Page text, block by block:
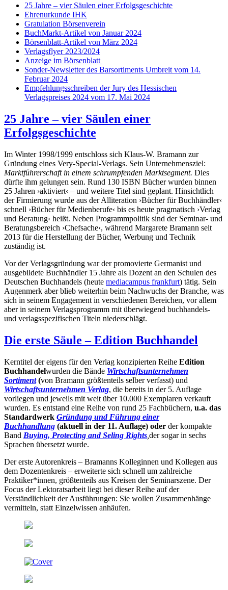
25 Jahre – vier Säulen einer Erfolgsgeschichte
Ehrenurkunde IHK
Gratulation Börsenverein
BuchMarkt-Artikel von Januar 2024
Börsenblatt-Artikel von März 2024
Verlagsflyer 2023/2024
Anzeige im Börsenblatt
Sonder-Newsletter des Barsortiments Umbreit vom 14.
Februar 2024
Empfehlungsschreiben der Jury des Hessischen
Verlagspreises 2024 vom 17. Mai 2024
25 Jahre – vier Säulen einer
Erfolgsgeschichte
Im Winter 1998/1999 entschloss sich Klaus-W. Bramann zur
Gründung eines Very-Special-Verlags. Sein Unternehmensziel:
Marktführerschaft in einem schrumpfenden Marktsegment. Dies
dürfte ihm gelungen sein. Rund 130 ISBN Bücher wurden binnen
25 Jahren ›aktiviert‹ – und weitere Titel sind geplant. Hinsichtlich
der Firmierung wurde aus der Alliteration ›Bücher für Buchhändler‹
schnell ›Bücher für Medienberufe‹ bis es heute pragmatisch ›Verlag
und Beratung‹ heißt. Neben Programmpolitik sind der Seminar- und
Beratungsbereich ›Chefsache‹, während Margarete Bramann seit
2013 für die Herstellung der Bücher, Werbung und Technik
zuständig ist.
Vor der Verlagsgründung war der promovierte Germanist und
ausgebildete Buchhändler 15 Jahre als Dozent an den Schulen des
Deutschen Buchhandels (heute mediacampus frankfurt) tätig. Sein
Augenmerk aber blieb weiterhin beim Nachwuchs der Branche, was
sich in seinem Engagement in verschiedenen Bereichen, vor allem
aber in seinem Verlagsprogramm mit überwiegend buchhandels-
und verlagsspezifischen Titeln niederschlägt.
Die erste Säule – Edition Buchhandel
Kerntitel der eigens für den Verlag konzipierten Reihe Edition
Buchhandelwurden die Bände Wirtschaftsunternehmen
Sortiment (von Bramann größtenteils selber verfasst) und
Wirtschaftsunternehmen Verlag, die bereits in der 5. Auflage
vorliegen und jeweils mit weit über 10.000 Exemplaren verkauft
wurden. Es entstand eine Reihe von rund 25 Fachbüchern, u.a. das
Standardwerk Gründung und Führung einer
Buchhandlung (aktuell in der 11. Auflage) oder der kompakte
Band Buying, Protecting and Seling Rights der sogar in sechs
Sprachen übersetzt wurde.
Der erste Autorenkreis – Bramanns Kolleginnen und Kollegen aus
dem Dozentenkreis – erweiterte sich schnell um zahlreiche
Praktiker*innen, größtenteils aus Kreisen der Seminarszene. Der
Focus der Lektoratsarbeit liegt bei dieser Reihe auf der
Verständlichkeit der Ausführungen: Sie wollen Zusammenhänge
vermitteln, statt Einzelwissen anhäufen.